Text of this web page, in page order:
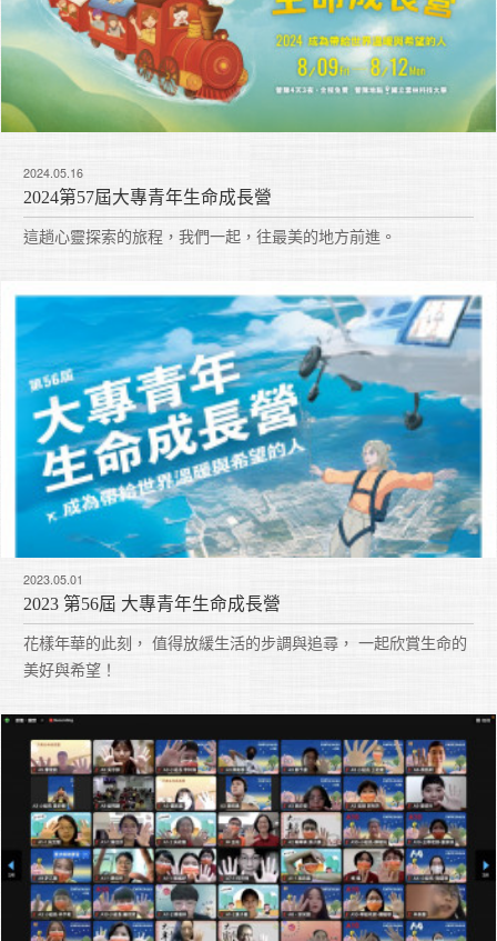
2024.05.16
2024第57屆大專青年生命成長營
這趟心靈探索的旅程，我們一起，往最美的地方前進。
2023.05.01
2023 第56屆 大專青年生命成長營
花樣年華的此刻， 值得放緩生活的步調與追尋， 一起欣賞生命的
美好與希望！